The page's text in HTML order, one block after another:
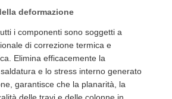
deformazione
i componenti sono soggetti a
di correzione termica e
Elimina efficacemente la
e lo stress interno generato
garantisce che la planarità, la